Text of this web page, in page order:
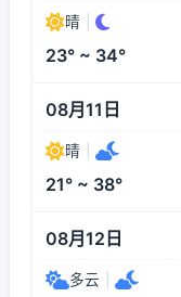
晴
23° ~ 34°
08月11日
晴
21° ~ 38°
08月12日
多云